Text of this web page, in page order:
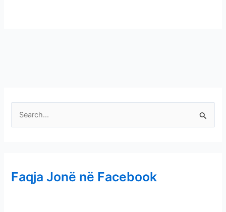
c
Faqja Jonë në Facebook